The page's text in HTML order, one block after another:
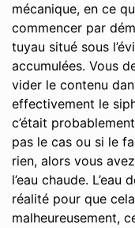
mécanique, en ce
commencer par
tuyau situé sous
accumulées. Vous
vider le contenu
effectivement le
c’était
pas le cas ou si le
rien, alors vous
l’eau chaude.
réalité pour que
malheureusement,